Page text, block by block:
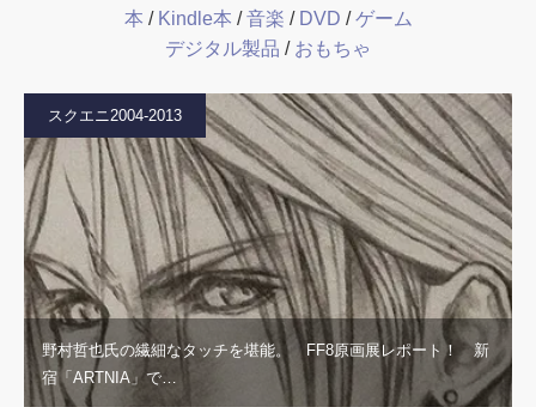
本 / Kindle本 /音楽 / DVD /ゲーム
デジタル製品 / おもちゃ
スクエニ2004-2013
野村哲也氏の繊細なタッチを堪能。 FF8原画展レポート！ 新
宿「ARTNIA」で…